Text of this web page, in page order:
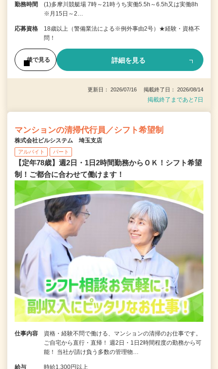
勤務時間
(1)多摩川競艇場 7時～21時うち実働5.5h～6.5h又は実働8h
※月15日～2…
応募資格
18歳以上（警備業法による※例外事由2号）★経験・資格不
問！
後で見る 詳細を見る
更新日： 2026/07/16 掲載終了日： 2026/08/14
掲載終了まであと7日
マンションの清掃代行員／シフト希望制
株式会社ビルシステム 埼玉支店
アルバイト パート
【定年78歳】週2日・1日2時間勤務からＯＫ！シフト希望
制！ご都合に合わせて働けます！
仕事内容
資格・経験不問で働ける、マンションの清掃のお仕事です。
ご自宅から直行・直帰！ 週2日・1日2時間程度の勤務から可
能！ 当社が請け負う多数の管理物…
給与 時給1,300円以上